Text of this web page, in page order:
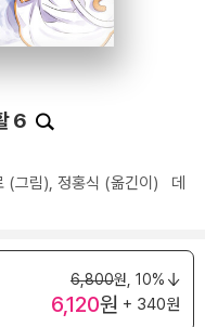
6
(그림), 정홍식 (옮긴이) 데
6,800원, 10%
6,120원 + 340원